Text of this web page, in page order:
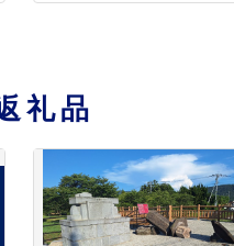
礼品